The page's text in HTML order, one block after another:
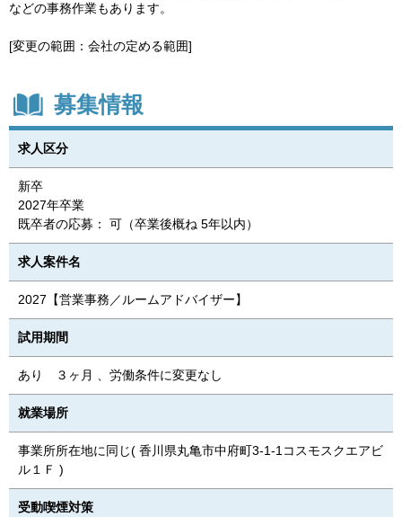
などの事務作業もあります。
[変更の範囲：会社の定める範囲]
募集情報
求人区分
新卒
2027年卒業
既卒者の応募： 可（卒業後概ね 5年以内）
求人案件名
2027【営業事務／ルームアドバイザー】
試用期間
あり ３ヶ月 、労働条件に変更なし
就業場所
事業所所在地に同じ( 香川県丸亀市中府町3-1-1コスモスクエアビ
ル１Ｆ )
受動喫煙対策